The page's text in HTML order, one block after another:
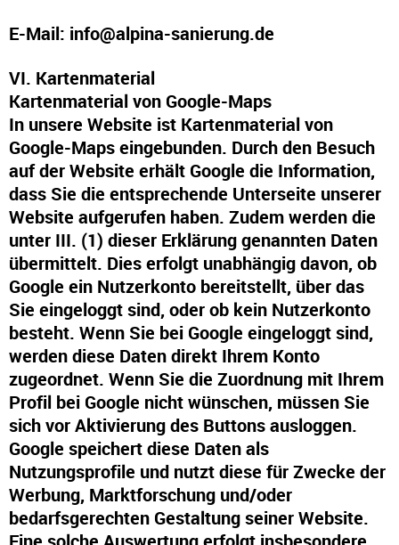
E-Mail: info@alpina-sanierung.de
VI. Kartenmaterial
Kartenmaterial von Google-Maps
In unsere Website ist Kartenmaterial von
Google-Maps eingebunden. Durch den Besuch
auf der Website erhält Google die Information,
dass Sie die entsprechende Unterseite unserer
Website aufgerufen haben. Zudem werden die
unter III. (1) dieser Erklärung genannten Daten
übermittelt. Dies erfolgt unabhängig davon, ob
Google ein Nutzerkonto bereitstellt, über das
Sie eingeloggt sind, oder ob kein Nutzerkonto
besteht. Wenn Sie bei Google eingeloggt sind,
werden diese Daten direkt Ihrem Konto
zugeordnet. Wenn Sie die Zuordnung mit Ihrem
Profil bei Google nicht wünschen, müssen Sie
sich vor Aktivierung des Buttons ausloggen.
Google speichert diese Daten als
Nutzungsprofile und nutzt diese für Zwecke der
Werbung, Marktforschung und/oder
bedarfsgerechten Gestaltung seiner Website.